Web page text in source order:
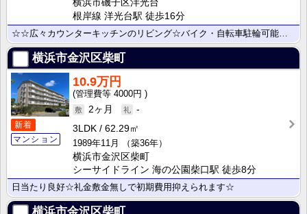
横浜市磯子区洋光台
根岸線 洋光台駅 徒歩16分
☆☆広々カウンターキッチンのリビング☆バイク・自転車駐輪可能☆駐車場空きあり☆☆
横浜市金沢区柴町
新着
マンション
10.9万円
4000円
2ヶ月
-
3LDK
62.29㎡
1989年11月
（築36年）
横浜市金沢区柴町
シーサイドライン 海の公園柴口駅 徒歩8分
日当たり良好☆礼金敷金無しで初期費用抑えられます☆